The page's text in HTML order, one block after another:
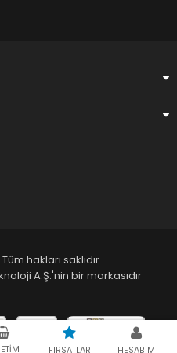
FIRSATLAR HESABIM
hakları saklıdır.
A.Ş.'nin bir markasıdır